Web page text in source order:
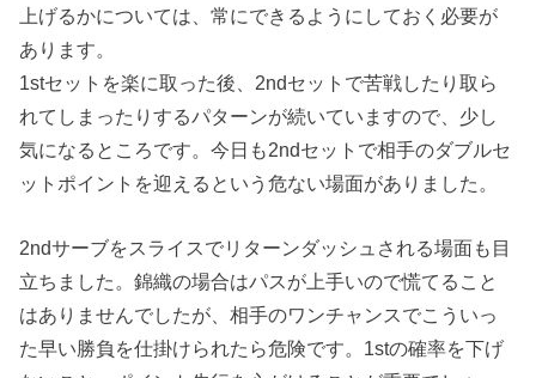
上げるかについては、常にできるようにしておく必要が
あります。
1stセットを楽に取った後、2ndセットで苦戦したり取ら
れてしまったりするパターンが続いていますので、少し
気になるところです。今日も2ndセットで相手のダブルセ
ットポイントを迎えるという危ない場面がありました。
2ndサーブをスライスでリターンダッシュされる場面も目
立ちました。錦織の場合はパスが上手いので慌てること
はありませんでしたが、相手のワンチャンスでこういっ
た早い勝負を仕掛けられたら危険です。1stの確率を下げ